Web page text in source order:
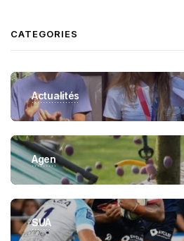
CATEGORIES
Actualités
Agen
SUA